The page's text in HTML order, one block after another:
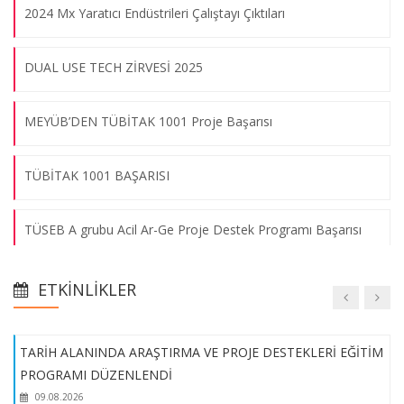
2024 Mx Yaratıcı Endüstrileri Çalıştayı Çıktıları
DUAL USE TECH ZİRVESİ 2025
MEYÜB’DEN TÜBİTAK 1001 Proje Başarısı
TÜBİTAK 1001 BAŞARISI
TÜSEB A grubu Acil Ar-Ge Proje Destek Programı Başarısı
Temel Patent Eğitimi
Üyesi Doç. Dr. Tutku Tuncalı Yaman’ın European Cooperation
in Science and Technology - COST Aksiyonu Başarısı
ETKINLIKLER
Kara Kuvvetleri İkmal, Maliye ve Eğitim Merkez Komutanlığı İş
Girişimcilik Etkinliğimiz Çalıştay Programı ile Tamamlandı!
09.08.2026
TARİH ALANINDA ARAŞTIRMA VE PROJE DESTEKLERİ EĞİTİM
PROGRAMI DÜZENLENDİ
09.08.2026